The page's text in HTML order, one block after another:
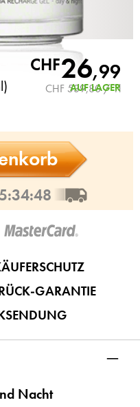
AUF LAGER
CHF26,99
CHF 539,80 / 1l
GARANTIE
–
Nacht